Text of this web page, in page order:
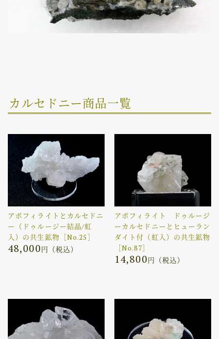
カルセドニー商品一覧
アポフィライトとカルセドニ
ー（ドゥルージー結晶/虹
入）の共生鉱物［No.25］
48,000円（税込）
アポフィライト ドゥルージ
ーカルセドニーとヒューラン
ダイト付（虹入）の共生鉱物
［No.87］
14,800円（税込）